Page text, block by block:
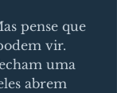
pense que
vir.
uma
abrem